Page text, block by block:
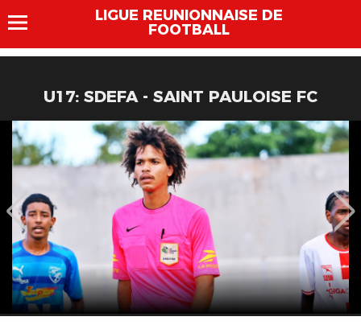
LIGUE REUNIONNAISE DE
FOOTBALL
U17: SDEFA - SAINT PAULOISE FC